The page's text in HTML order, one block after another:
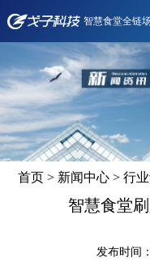
智慧食堂全链
首页 > 新闻中心 >行
智慧食堂
发布时间